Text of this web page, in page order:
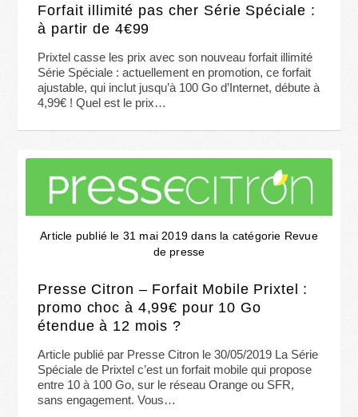
Forfait illimité pas cher Série Spéciale :
à partir de 4€99
Prixtel casse les prix avec son nouveau forfait illimité
Série Spéciale : actuellement en promotion, ce forfait
ajustable, qui inclut jusqu’à 100 Go d’Internet, débute à
4,99€ ! Quel est le prix…
Article publié le 31 mai 2019 dans la catégorie Revue
de presse
Presse Citron – Forfait Mobile Prixtel :
promo choc à 4,99€ pour 10 Go
étendue à 12 mois ?
Article publié par Presse Citron le 30/05/2019 La Série
Spéciale de Prixtel c’est un forfait mobile qui propose
entre 10 à 100 Go, sur le réseau Orange ou SFR,
sans engagement. Vous…